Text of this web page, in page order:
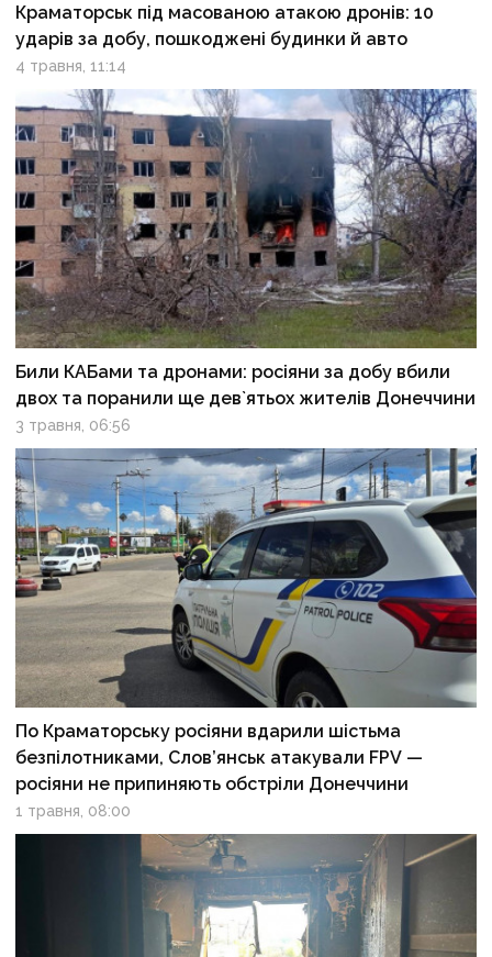
Краматорськ під масованою атакою дронів: 10
ударів за добу, пошкоджені будинки й авто
4 травня, 11:14
Били КАБами та дронами: росіяни за добу вбили
двох та поранили ще дев`ятьох жителів Донеччини
3 травня, 06:56
По Краматорську росіяни вдарили шістьма
безпілотниками, Слов’янськ атакували FPV —
росіяни не припиняють обстріли Донеччини
1 травня, 08:00